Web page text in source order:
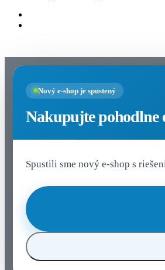
Nový e-shop je spustený
Nakupujte pohodlne
Spustili sme nový e-shop s